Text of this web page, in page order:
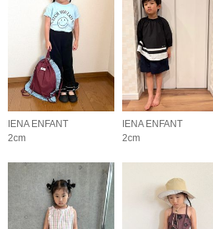
IENA ENFANT
2cm
IENA ENFANT
2cm